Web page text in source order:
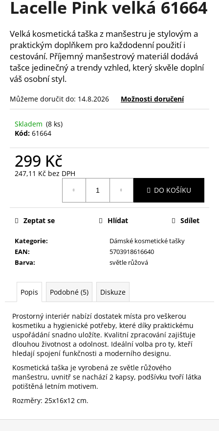
Lacelle Pink velká 61664
Velká kosmetická taška z manšestru je stylovým a
praktickým doplňkem pro každodenní použití i
cestování. Příjemný manšestrový materiál dodává
tašce jedinečný a trendy vzhled, který skvěle doplní
váš osobní styl.
Můžeme doručit do: 14.8.2026 Možnosti doručení
Skladem (8 ks)
Kód: 61664
299 Kč
247,11 Kč bez DPH
DO KOŠÍKU
Kategorie:
Dámské kosmetické tašky
EAN:
5703918616640
Barva: světle růžová
Zeptat se Hlídat Sdílet
Popis Podobné (5) Diskuze
Prostorný interiér nabízí dostatek místa pro veškerou
kosmetiku a hygienické potřeby, které díky praktickému
uspořádání snadno uložíte. Kvalitní zpracování zajišťuje
dlouhou životnost a odolnost. Ideální volba pro ty, kteří
hledají spojení funkčnosti a moderního designu.
Kosmetická taška je vyrobená ze světle růžového
manšestru, uvnitř se nachází 2 kapsy, podšívku tvoří látka
potištěná letním motivem.
Rozměry: 25x16x12 cm.
a
í
t
?
D
o
p
u
e
m
PILNÍK
NA
NEHTY
SKLENĚNÝ
V
PLASTOVÉM
POUZDŘE
79
Kč
Z